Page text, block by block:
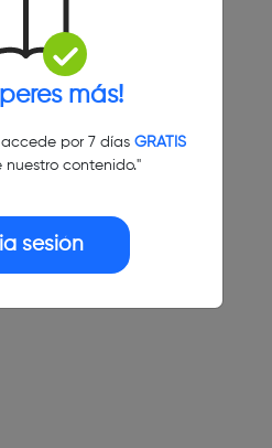
más!
por 7 días GRATIS
nuestro contenido."
sesión